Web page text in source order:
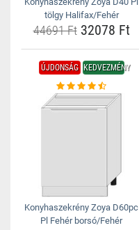
tölgy Halifax/Fehér
44691 Ft32078 Ft
ÚJDONSÁG KEDVEZMÉNY
Konyhaszekrény Zoya D60pc
Pl Fehér borsó/Fehér